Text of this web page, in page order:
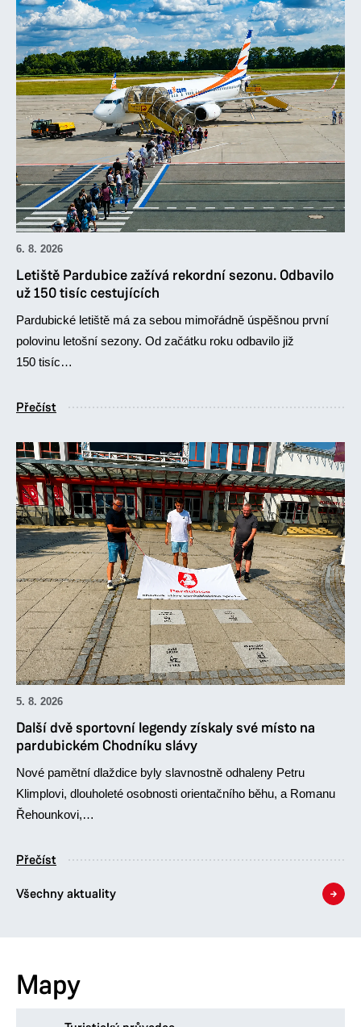
6. 8. 2026
Letiště Pardubice zažívá rekordní sezonu. Odbavilo
už 150 tisíc cestujících
Pardubické letiště má za sebou mimořádně úspěšnou první
polovinu letošní sezony. Od začátku roku odbavilo již
150 tisíc…
Přečíst
5. 8. 2026
Další dvě sportovní legendy získaly své místo na
pardubickém Chodníku slávy
Nové pamětní dlaždice byly slavnostně odhaleny Petru
Klimplovi, dlouholeté osobnosti orientačního běhu, a Romanu
Řehounkovi,…
Přečíst
Všechny aktuality
Mapy